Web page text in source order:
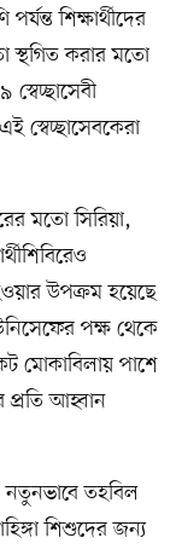
শিক্ষার্থীদের
স্থগিত করার মতো
স্বেচ্ছাসেবকেরা
মতো সিরিয়া,
উপক্রম হয়েছে
পক্ষ থেকে
মোকাবিলায় পাশে
প্রতি আহ্বান
নতুনভাবে তহবিল
শিশুদের জন্য